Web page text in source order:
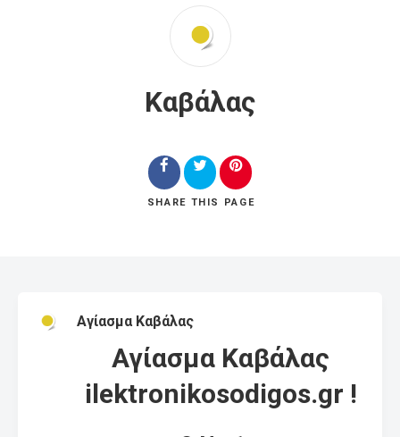
SearchΚαβάλας
SHARE THIS PAGE
Αγίασμα Καβάλας
Αγίασμα Καβάλας
ilektronikosodigos.gr !